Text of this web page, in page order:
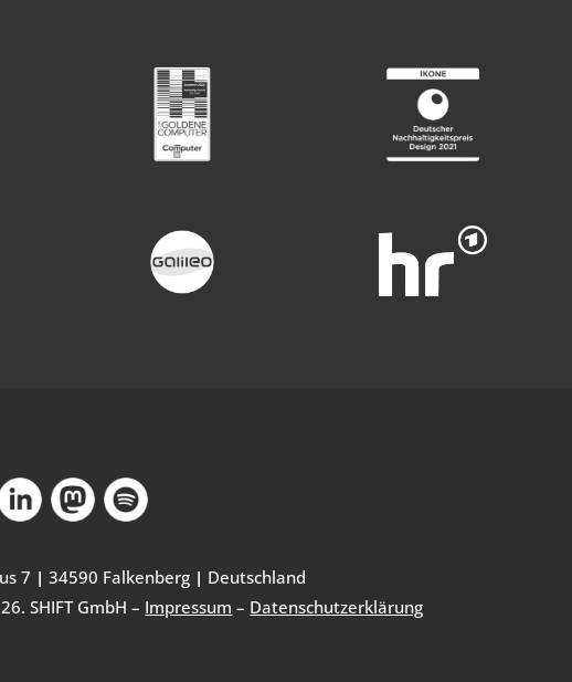
7 | 34590 Falkenberg | Deutschland
. SHIFT GmbH – Impressum – Datenschutzerklärung